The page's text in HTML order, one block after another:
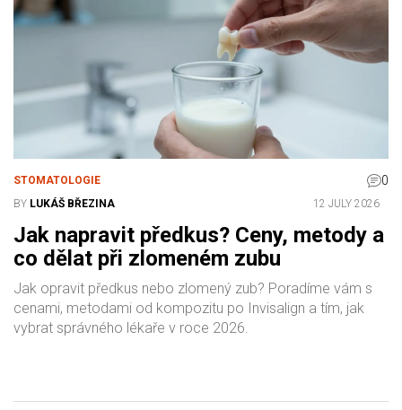
STOMATOLOGIE 0
BY LUKÁŠ BŘEZINA 12 JULY 2026
Jak napravit předkus? Ceny, metody a
co dělat při zlomeném zubu
Jak opravit předkus nebo zlomený zub? Poradíme vám s
cenami, metodami od kompozitu po Invisalign a tím, jak
vybrat správného lékaře v roce 2026.